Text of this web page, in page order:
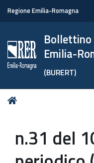
Regione Emilia-Romagna
Bollettino
Emilia-
(BURERT)
Tu
n.31 del